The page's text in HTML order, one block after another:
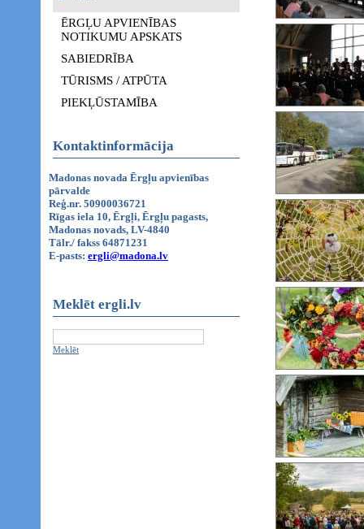
ĒRGĻU APVIENĪBAS
NOTIKUMU APSKATS
SABIEDRĪBA
TŪRISMS / ATPŪTA
PIEKĻŪSTAMĪBA
Kontaktinformācija
Madonas novada Ērgļu apvienības
pārvalde
Reģ.nr. 50900036721
Rīgas iela 10, Ērgļi, Ērgļu pagasts,
Madonas novads, LV-4840
Tālr./ fakss 64871231
E-pasts: ergli@madona.lv
Meklēt ergli.lv
Meklēt